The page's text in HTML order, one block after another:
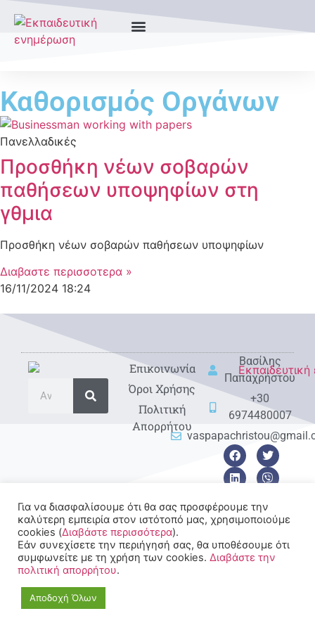
Καθορισμός Οργάνων
Πανελλαδικές
Προσθήκη νέων σοβαρών
παθήσεων υποψηφίων στη
γθμια
Προσθήκη νέων σοβαρών παθήσεων υποψηφίων
Διαβαστε περισσοτερα »
16/11/2024 18:24
Eπικοινωνία
Όροι Χρήσης
Πολιτική
Απορρήτου
Βασίλης
Παπαχρήστου
+30
6974480007
© 2022-2025 All rights
Reserved.
Για να διασφαλίσουμε ότι θα σας προσφέρουμε την
καλύτερη εμπειρία στον ιστότοπό μας, χρησιμοποιούμε
cookies (Διαβάστε περισσότερα).
Εάν συνεχίσετε την περιήγησή σας, θα υποθέσουμε ότι
συμφωνείτε με τη χρήση των cookies. Διαβάστε την
πολιτική απορρήτου.
Αποδοχή Όλων